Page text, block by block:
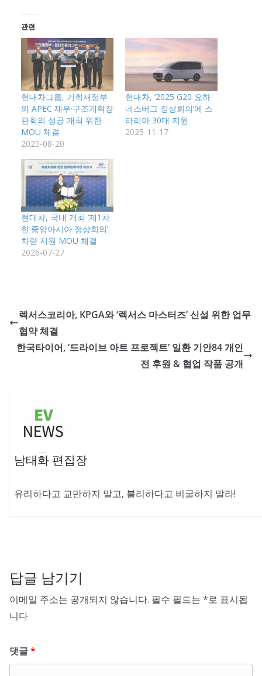
관련
현대차그룹, 기획재정부
와 APEC 재무·구조개혁장
관회의 성공 개최 위한
MOU 체결
2025-08-20
현대차, ‘2025 G20 요하
네스버그 정상회의’에 스
타리아 30대 지원
2025-11-17
현대차, 국내 개최 ‘제1차
한·중앙아시아 정상회의’
차량 지원 MOU 체결
2026-07-27
렉서스코리아, KPGA와 ‘렉서스 마스터즈’ 신설 위한 업무
협약 체결
한국타이어, ‘드라이브 아트 프로젝트’ 일환 기안84 개인
전 후원 & 협업 작품 공개
남태화 편집장
유리하다고 교만하지 말고, 불리하다고 비굴하지 말라!
답글 남기기
이메일 주소는 공개되지 않습니다. 필수 필드는 *로 표시됩
니다
댓글*